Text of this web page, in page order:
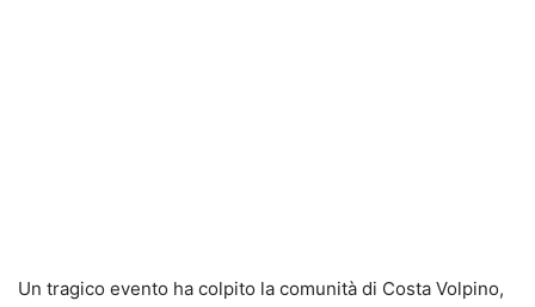
Un tragico evento ha colpito la comunità di Costa Volpino,